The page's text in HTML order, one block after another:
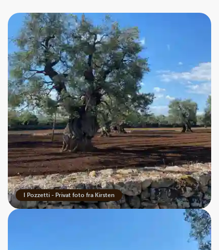
I Pozzetti - Privat foto fra Kirsten